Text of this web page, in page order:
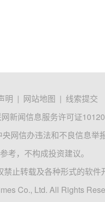
明 | 网站地图 | 线索提交
新闻信息服务许可证
央网信办违法和不良信息举
考，不构成投资建议。
止转载及各种形式的软件
Co., Ltd. All Rights